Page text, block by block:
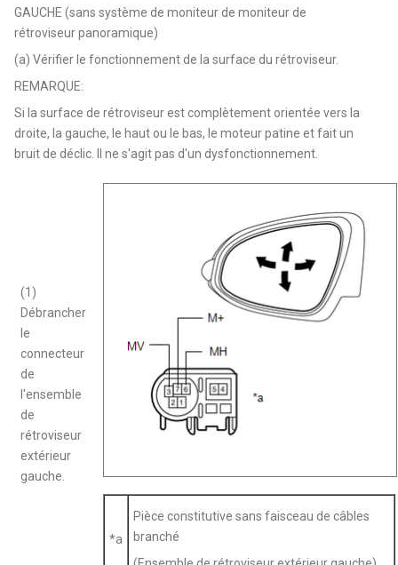
GAUCHE (sans système de moniteur de moniteur de
rétroviseur panoramique)
(a) Vérifier le fonctionnement de la surface du rétroviseur.
REMARQUE:
Si la surface de rétroviseur est complètement orientée vers la
droite, la gauche, le haut ou le bas, le moteur patine et fait un
bruit de déclic. Il ne s'agit pas d'un dysfonctionnement.
(1)
Débrancher
le
connecteur
de
l'ensemble
de
rétroviseur
extérieur
gauche.
*a
Pièce constitutive sans faisceau de câbles
branché